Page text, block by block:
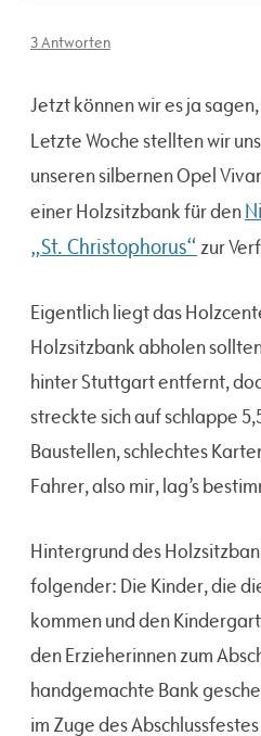
3 Antworten
Jetzt können wir es ja
Letzte Woche stellten wir
unseren silbernen Opel
einer Holzsitzbank für den
„St. Christophorus“zur
Eigentlich liegt das
Holzsitzbank abholen
hinter Stuttgart entfernt,
streckte sich auf schlappe
Baustellen, schlechtes
Fahrer, also mir, lag’s
Hintergrund des
folgender: Die Kinder, die
kommen und den
den Erzieherinnen zum
handgemachte Bank
im Zuge des